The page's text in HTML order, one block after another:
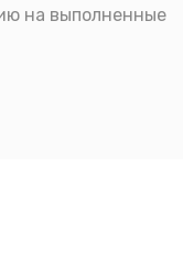
на выполненные